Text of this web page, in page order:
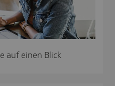
auf einen Blick